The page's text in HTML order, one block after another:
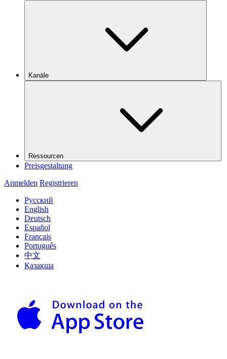
Kanäle
Ressourcen
Preisgestaltung
Anmelden Registrieren
Русский
English
Deutsch
Español
Français
Português
中文
Қазақша